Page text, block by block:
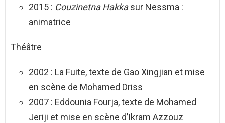
2015 : Couzinetna Hakkasur Nessma :
animatrice
Théâtre
2002 : La Fuite, texte de Gao Xingjian et mise
en scène de Mohamed Driss
2007 : Eddounia Fourja, texte de Mohamed
Jeriji et mise en scène d’Ikram Azzouz